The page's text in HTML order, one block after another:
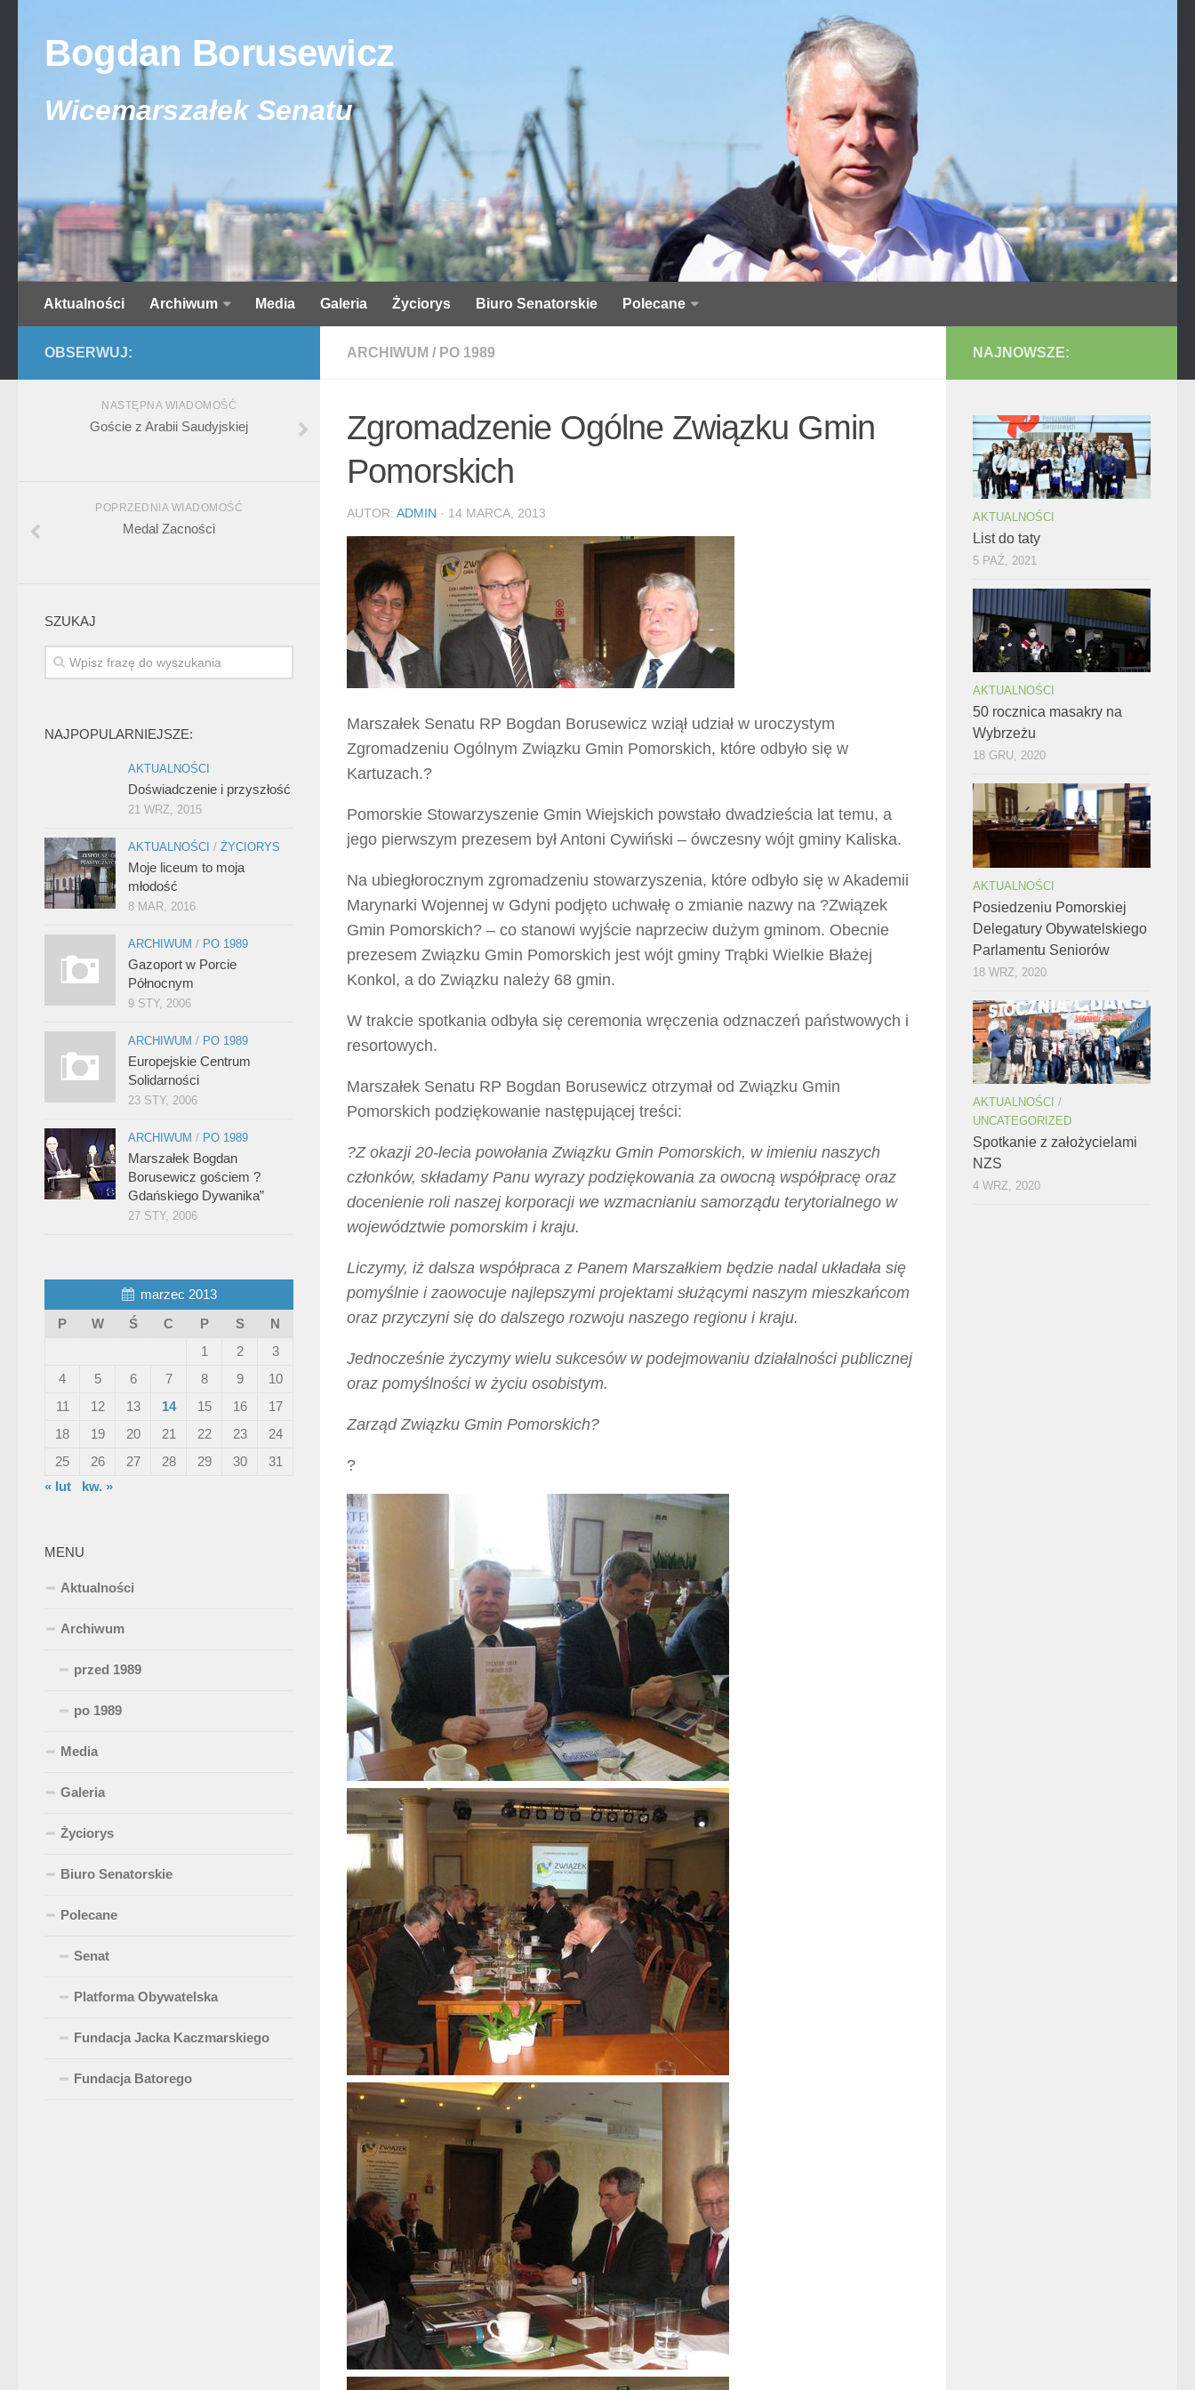
Bogdan Borusewicz
Wicemarszałek Senatu
Aktualności Archiwum Media Galeria Życiorys Biuro Senatorskie Polecane
ARCHIWUM / PO 1989
Zgromadzenie Ogólne Związku Gmin
Pomorskich
AUTOR: ADMIN · 14 MARCA, 2013
Marszałek Senatu RP Bogdan Borusewicz wziął udział w uroczystym
Zgromadzeniu Ogólnym Związku Gmin Pomorskich, które odbyło się w
Kartuzach.?
Pomorskie Stowarzyszenie Gmin Wiejskich powstało dwadzieścia lat temu, a
jego pierwszym prezesem był Antoni Cywiński – ówczesny wójt gminy Kaliska.
Na ubiegłorocznym zgromadzeniu stowarzyszenia, które odbyło się w Akademii
Marynarki Wojennej w Gdyni podjęto uchwałę o zmianie nazwy na ?Związek
Gmin Pomorskich? – co stanowi wyjście naprzeciw dużym gminom. Obecnie
prezesem Związku Gmin Pomorskich jest wójt gminy Trąbki Wielkie Błażej
Konkol, a do Związku należy 68 gmin.
W trakcie spotkania odbyła się ceremonia wręczenia odznaczeń państwowych i
resortowych.
Marszałek Senatu RP Bogdan Borusewicz otrzymał od Związku Gmin
Pomorskich podziękowanie następującej treści:
?Z okazji 20-lecia powołania Związku Gmin Pomorskich, w imieniu naszych
członków, składamy Panu wyrazy podziękowania za owocną współpracę oraz
docenienie roli naszej korporacji we wzmacnianiu samorządu terytorialnego w
województwie pomorskim i kraju.
Liczymy, iż dalsza współpraca z Panem Marszałkiem będzie nadal układała się
pomyślnie i zaowocuje najlepszymi projektami służącymi naszym mieszkańcom
oraz przyczyni się do dalszego rozwoju naszego regionu i kraju.
Jednocześnie życzymy wielu sukcesów w podejmowaniu działalności publicznej
oraz pomyślności w życiu osobistym.
Zarząd Związku Gmin Pomorskich?
?
OBSERWUJ:
NASTĘPNA WIADOMOŚĆ
Goście z Arabii Saudyjskiej
POPRZEDNIA WIADOMOŚĆ
Medal Zacności
SZUKAJ
NAJPOPULARNIEJSZE:
AKTUALNOŚCI
Doświadczenie i przyszłość
21 WRZ, 2015
AKTUALNOŚCI / ŻYCIORYS
Moje liceum to moja
młodość
8 MAR, 2016
ARCHIWUM / PO 1989
Gazoport w Porcie
Północnym
9 STY, 2006
ARCHIWUM / PO 1989
Europejskie Centrum
Solidarności
23 STY, 2006
ARCHIWUM / PO 1989
Marszałek Bogdan
Borusewicz gościem ?
Gdańskiego Dywanika”
27 STY, 2006
marzec 2013
P
W Ś C P S
N
1
2
3
4
5 6 7 8 9
10
11
12 13 14 15 16
17
18
19 20 21 22 23
24
25
26 27 28 29 30
31
« lut
kw. »
MENU
Aktualności
Archiwum
przed 1989
po 1989
Media
Galeria
Życiorys
Biuro Senatorskie
Polecane
Senat
Platforma Obywatelska
Fundacja Jacka Kaczmarskiego
Fundacja Batorego
NAJNOWSZE:
AKTUALNOŚCI
List do taty
5 PAŹ, 2021
AKTUALNOŚCI
50 rocznica masakry na
Wybrzeżu
18 GRU, 2020
AKTUALNOŚCI
Posiedzeniu Pomorskiej
Delegatury Obywatelskiego
Parlamentu Seniorów
18 WRZ, 2020
AKTUALNOŚCI /
UNCATEGORIZED
Spotkanie z założycielami
NZS
4 WRZ, 2020